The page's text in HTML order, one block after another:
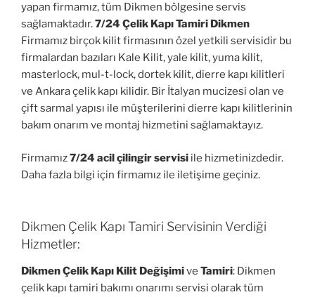
yapan firmamız, tüm Dikmen bölgesine servis
sağlamaktadır.7/24 Çelik Kapı Tamiri Dikmen
Firmamız birçok kilit firmasının özel yetkili servisidir bu
firmalardan bazıları Kale Kilit, yale kilit, yuma kilit,
masterlock, mul-t-lock, dortek kilit, dierre kapı kilitleri
ve Ankara çelik kapı kilidir. Bir İtalyan mucizesi olan ve
çift sarmal yapısı ile müşterilerini dierre kapı kilitlerinin
bakım onarım ve montaj hizmetini sağlamaktayız.
Firmamız7/24 acil çilingir servisi ile hizmetinizdedir.
Daha fazla bilgi için firmamız ile iletişime geçiniz.
Dikmen Çelik Kapı Tamiri Servisinin Verdiği
Hizmetler:
Dikmen Çelik Kapı Kilit Değişimive Tamiri: Dikmen
çelik kapı tamiri bakımı onarımı servisi olarak tüm